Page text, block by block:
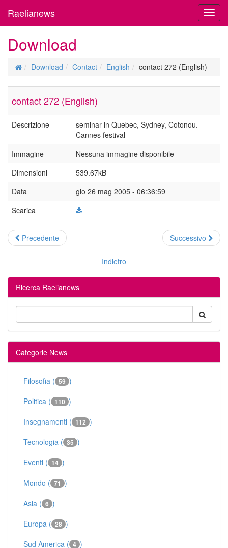
Raelianews
Download
Download Contact English contact 272 (English)
contact 272 (English)
Descrizione
seminar in Quebec, Sydney, Cotonou.
Cannes festival
Immagine
Nessuna immagine disponibile
Dimensioni
539.67kB
Data
gio 26 mag 2005 - 06:36:59
Scarica
Precedente Successivo
Indietro
Ricerca Raelianews
Categorie News
Filosofia ( 59 )
Politica ( 110 )
Insegnamenti ( 112 )
Tecnologia ( 35 )
Eventi ( 14 )
Mondo ( 71 )
Asia ( 6 )
Europa ( 28 )
Sud America ( 4 )